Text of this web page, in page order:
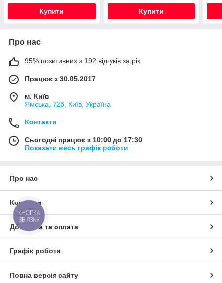
Купити Купити
Про нас
95% позитивних з 192 відгуків за рік
Працює з 30.05.2017
м. Київ
Ямська, 72б, Київ, Україна
Контакти
Сьогодні працює з 10:00 до 17:30
Показати весь графік роботи
Про нас
Контакти
Доставка та оплата
Графік роботи
Повна версія сайту
КНОПКА
ЗВ'ЯЗКУ